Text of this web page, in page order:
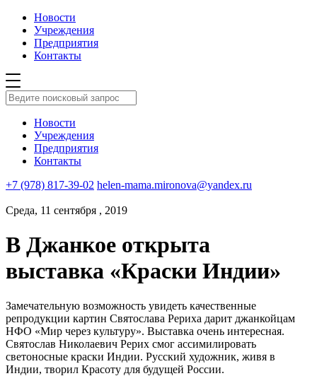
Новости
Учреждения
Предприятия
Контакты
Новости
Учреждения
Предприятия
Контакты
+7 (978) 817-39-02 helen-mama.mironova@yandex.ru
Среда, 11 сентября , 2019
В Джанкое открыта
выставка «Краски Индии»
Замечательную возможность увидеть качественные
репродукции картин Святослава Рериха дарит джанкойцам
НФО «Мир через культуру». Выставка очень интересная.
Святослав Николаевич Рерих смог ассимилировать
светоносные краски Индии. Русский художник, живя в
Индии, творил Красоту для будущей России.